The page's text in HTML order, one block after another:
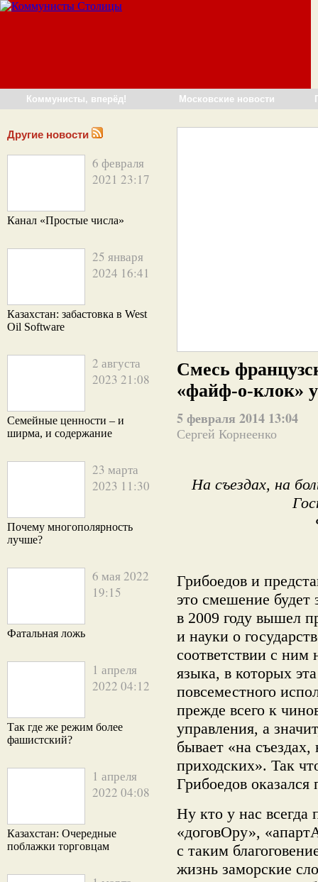
Коммунисты, вперёд! Московские новости
Другие новости
6 февраля
2021 23:17
Канал «Простые числа»
25 января
2024 16:41
Казахстан: забастовка в West
Oil Software
2 августа
2023 21:08
Семейные ценности – и
ширма, и содержание
23 марта
2023 11:30
Почему многополярность
лучше?
6 мая 2022
19:15
Фатальная ложь
1 апреля
2022 04:12
Так где же режим более
фашистский?
1 апреля
2022 04:08
Казахстан: Очередные
поблажки торговцам
Смесь
«файф-о-клок»
5 февраля 2014 13:04
Сергей Корнеенко
На съездах, на
Грибоедов и
это смешение будет
в 2009 году вышел
и науки о
соответствии с ним
языка, в которых
повсеместного
прежде всего к
управления, а
бывает «на
приходских». Так
Грибоедов
Ну кто у нас всегда
«договОру»,
с таким
жизнь заморские